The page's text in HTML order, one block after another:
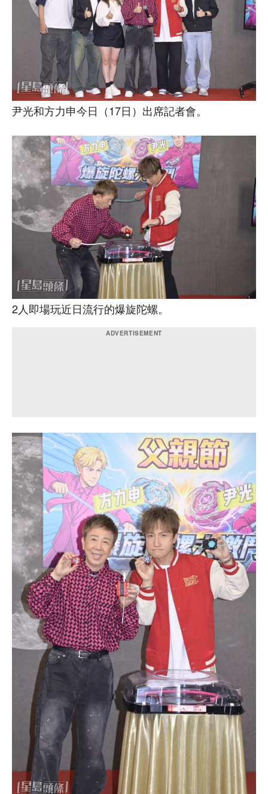
尹光和方力申今日（17日）出席記者會。
2人即場玩近日流行的爆旋陀螺。